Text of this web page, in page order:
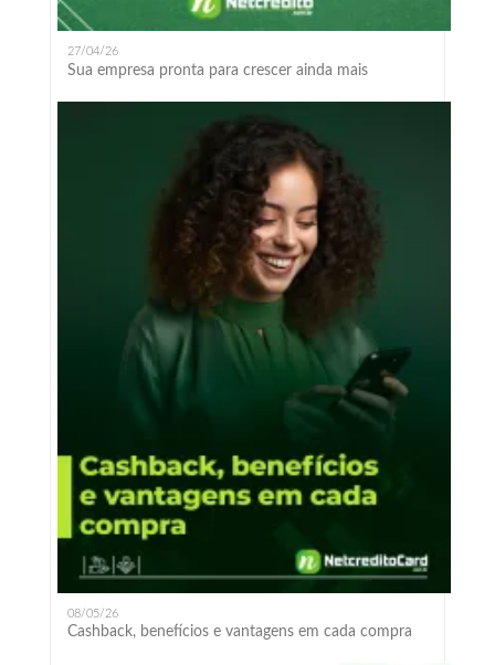
27/04/26
Sua empresa pronta para crescer ainda mais
08/05/26
Cashback, benefícios e vantagens em cada compra